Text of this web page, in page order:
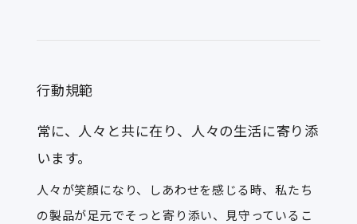
行動規範
常に、人々と共に在り、人々の生活に寄り添
います。
人々が笑顔になり、しあわせを感じる時、私たち
の製品が足元でそっと寄り添い、見守っているこ